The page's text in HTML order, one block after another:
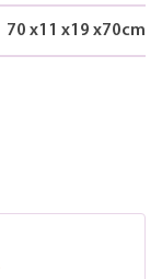
70 x11 x19 x70cm